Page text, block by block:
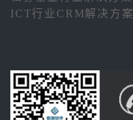
ICT行业CRM解决方案